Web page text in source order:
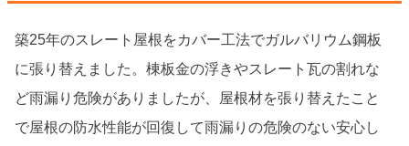
築25年のスレート屋根をカバー工法でガルバリウム鋼板
に張り替えました。棟板金の浮きやスレート瓦の割れな
ど雨漏り危険がありましたが、屋根材を張り替えたこと
で屋根の防水性能が回復して雨漏りの危険のない安心し